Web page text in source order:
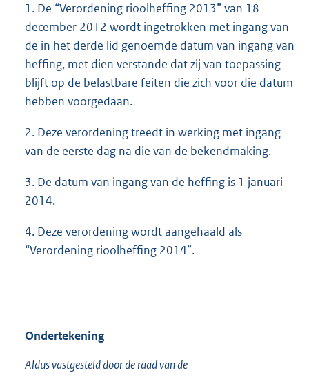
1. De “Verordening rioolheffing 2013” van 18
december 2012 wordt ingetrokken met ingang van
de in het derde lid genoemde datum van ingang van
heffing, met dien verstande dat zij van toepassing
blijft op de belastbare feiten die zich voor die datum
hebben voorgedaan.
2. Deze verordening treedt in werking met ingang
van de eerste dag na die van de bekendmaking.
3. De datum van ingang van de heffing is 1 januari
2014.
4. Deze verordening wordt aangehaald als
“Verordening rioolheffing 2014”.
Ondertekening
Aldus vastgesteld door de raad van de